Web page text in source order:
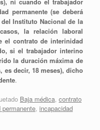
permanente (se deberá
Instituto Nacional de la
la relación laboral
el contrato de interinidad
si el trabajador interino
la duración máxima de
es decir, 18 meses), dicho
.
Baja médica, contrato
permanente, incapacidad